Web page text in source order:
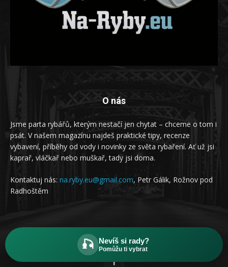
O nás
Jsme parta rybářů, kterým nestačí jen chytat – chceme o tom i
psát. V našem magazínu najdeš praktické tipy, recenze
vybavení, příběhy od vody i novinky ze světa rybaření. Ať už jsi
kaprař, vláčkař nebo muškař, tady jsi doma.
Kontaktuj nás: na.ryby.eu@gmail.com, Petr Gálik, Rožnov pod
Radhoštěm
🎣 Nevíš si rady?
Pomůžu ti vybrat